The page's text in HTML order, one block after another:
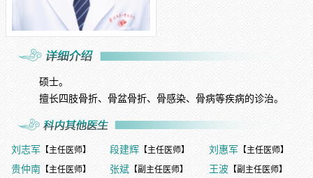
硕士。
擅长四肢骨折、骨盆骨折、骨感染、骨病等疾病的诊治。
刘志军 【主任医师】 段建辉 【主任医师】 刘惠军 【主任医师】
贵仲南 【主任医师】 张斌 【副主任医师】 王波【副主任医师】